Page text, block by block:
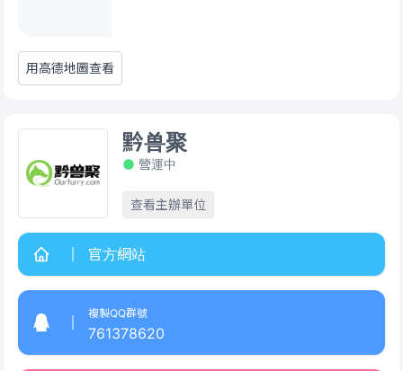
用高德地圖查看
黔兽聚
營運中
查看主辦單位
官方網站
複製QQ群號
761378620